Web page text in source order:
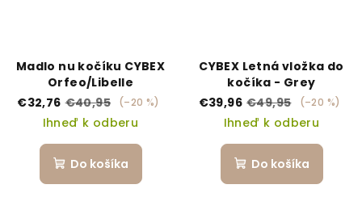
Madlo nu kočíku CYBEX
Orfeo/Libelle
€32,76 €40,95 (–20 %)
Ihneď k odberu
Do košíka
CYBEX Letná vložka do
kočíka - Grey
€39,96 €49,95 (–20 %)
Ihneď k odberu
Do košíka